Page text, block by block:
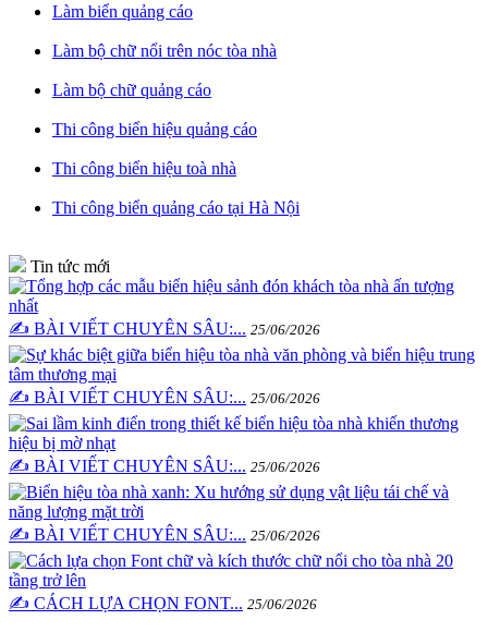
Làm biển quảng cáo
Làm bộ chữ nổi trên nóc tòa nhà
Làm bộ chữ quảng cáo
Thi công biển hiệu quảng cáo
Thi công biển hiệu toà nhà
Thi công biển quảng cáo tại Hà Nội
Tin tức mới
✍️ BÀI VIẾT CHUYÊN SÂU:... 25/06/2026
✍️ BÀI VIẾT CHUYÊN SÂU:... 25/06/2026
✍️ BÀI VIẾT CHUYÊN SÂU:... 25/06/2026
✍️ BÀI VIẾT CHUYÊN SÂU:... 25/06/2026
✍️ CÁCH LỰA CHỌN FONT... 25/06/2026